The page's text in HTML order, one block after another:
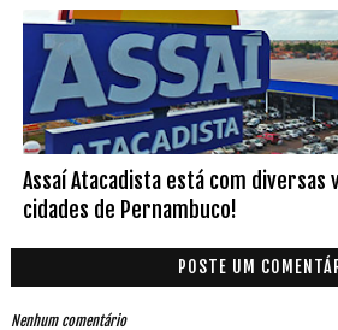
Assaí Atacadista está com diversas
cidades de Pernambuco!
POSTE UM
Nenhum comentário